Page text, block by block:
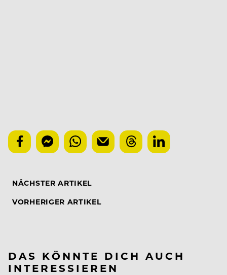
NÄCHSTER ARTIKEL
VORHERIGER ARTIKEL
DAS KÖNNTE DICH AUCH
INTERESSIEREN